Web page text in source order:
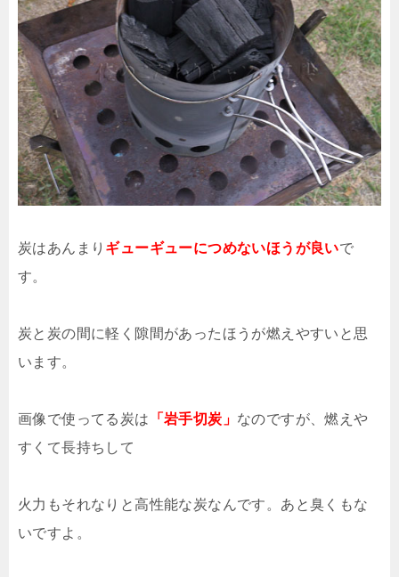
炭はあんまり ギューギューにつめないほうが良いで
す。
炭と炭の間に軽く隙間があったほうが燃えやすいと思
います。
画像で使ってる炭は 「岩手切炭」 なのですが、燃えや
すくて長持ちして
火力もそれなりと高性能な炭なんです。あと臭くもな
いですよ。